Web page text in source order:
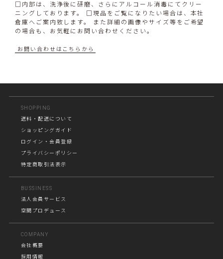
□内部は、洗浄後に研磨、さらにアルコール消毒にてクリー
ニングしております。 □現品をご覧になりたい場合は、本社
倉庫へご案内致します。 また詳細の画像やサイズ等をご希望
の場合も、お気軽にお問い合わせください。
お問い合わせはこちらから
SHOPPING
送料・配送について
ショッピングガイド
ログイン・会員登録
プライバシーポリシー
特定商取引法表示
BUSSINESS
法人会員サービス
空間プロデュース
COMPANY
会社概要
採用情報